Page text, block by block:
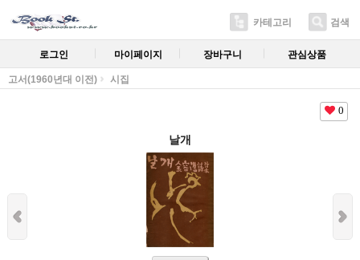
카테고리 검색
로그인 마이페이지 장바구니 관심상품
고서(1960년대 이전) 시집
0
날개